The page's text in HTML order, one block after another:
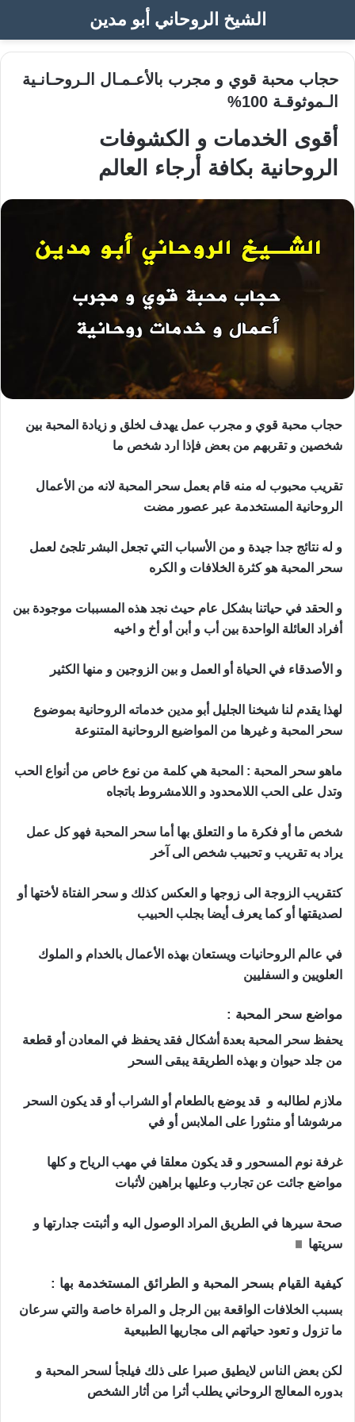
الشيخ الروحاني أبو مدين
حجاب محبة قوي و مجرب بالأعـمـال الـروحـانـية
الـموثوقـة 100%
أقوى الخدمات و الكشوفات
الروحانية بكافة أرجاء العالم
حجاب محبة قوي و مجرب عمل يهدف لخلق و زيادة المحبة بين
شخصين و تقربهم من بعض فإذا ارد شخص ما
تقريب محبوب له منه قام بعمل سحر المحبة لانه من الأعمال
الروحانية المستخدمة عبر عصور مضت
و له نتائج جدا جيدة و من الأسباب التي تجعل البشر تلجئ لعمل
سحر المحبة هو كثرة الخلافات و الكره
و الحقد في حياتنا بشكل عام حيث نجد هذه المسببات موجودة بين
أفراد العائلة الواحدة بين أب و أبن أو أخ و اخيه
و الأصدقاء في الحياة أو العمل و بين الزوجين و منها الكثير
لهذا يقدم لنا شيخنا الجليل أبو مدين خدماته الروحانية بموضوع
سحر المحبة و غيرها من المواضيع الروحانية المتنوعة
ماهو سحر المحبة : المحبة هي كلمة من نوع خاص من أنواع الحب
وتدل على الحب اللامحدود و اللامشروط باتجاه
شخص ما أو فكرة ما و التعلق بها أما سحر المحبة فهو كل عمل
يراد به تقريب و تحبيب شخص الى آخر
كتقريب الزوجة الى زوجها و العكس كذلك و سحر الفتاة لأختها أو
لصديقتها أو كما يعرف أيضا بجلب الحبيب
في عالم الروحانيات ويستعان بهذه الأعمال بالخدام و الملوك
العلويين و السفليين
مواضع سحر المحبة :
يحفظ سحر المحبة بعدة أشكال فقد يحفظ في المعادن أو قطعة
من جلد حيوان و بهذه الطريقة يبقى السحر
ملازم لطالبه و قد يوضع بالطعام أو الشراب أو قد يكون السحر
مرشوشا أو منثورا على الملابس أو في
غرفة نوم المسحور و قد يكون معلقا في مهب الرياح و كلها
مواضع جائت عن تجارب وعليها براهين لأثبات
صحة سيرها في الطريق المراد الوصول اليه و أثبتت جدارتها و
سريتها
كيفية القيام بسحر المحبة و الطرائق المستخدمة بها :
بسبب الخلافات الواقعة بين الرجل و المراة خاصة والتي سرعان
ما تزول و تعود حياتهم الى مجاريها الطبيعية
لكن بعض الناس لايطيق صبرا على ذلك فيلجأ لسحر المحبة و
بدوره المعالج الروحاني يطلب أثرا من أثار الشخص